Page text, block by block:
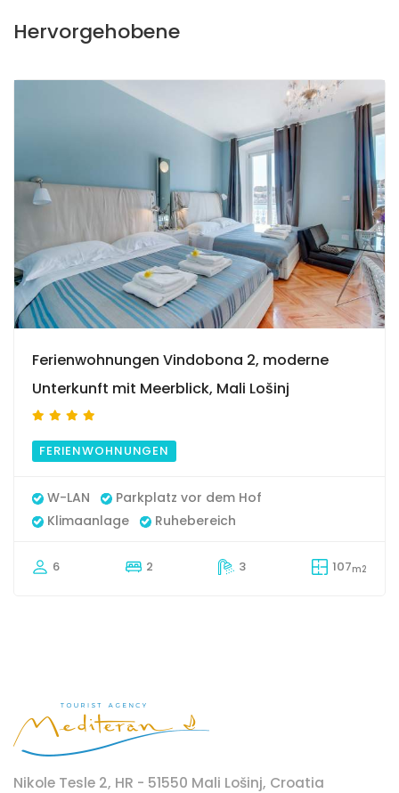
Hervorgehobene
9
Ferienwohnungen Vindobona 2, moderne
Unterkunft mit Meerblick, Mali Lošinj
FERIENWOHNUNGEN
W-LAN
Parkplatz vor dem Hof
Klimaanlage
Ruhebereich
6 2 3 107m2
Nikole Tesle 2, HR - 51550 Mali Lošinj, Croatia